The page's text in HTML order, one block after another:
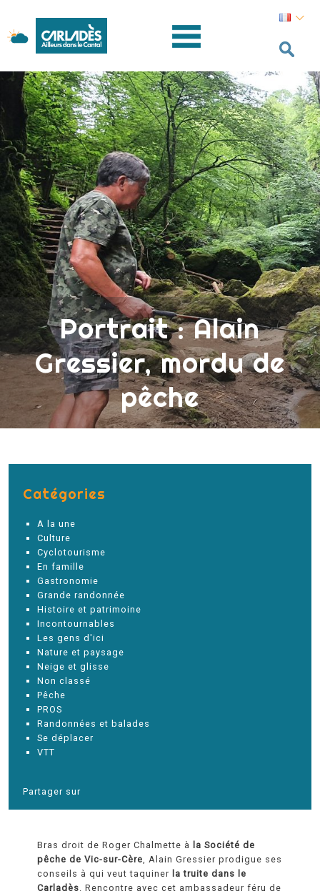
Portrait : Alain
Gressier, mordu de
pêche
Catégories
A la une
Culture
Cyclotourisme
En famille
Gastronomie
Grande randonnée
Histoire et patrimoine
Incontournables
Les gens d'ici
Nature et paysage
Neige et glisse
Non classé
Pêche
PROS
Randonnées et balades
Se déplacer
VTT
Partager sur
Bras droit de Roger Chalmette à
la Société de
pêche de Vic-sur-Cère, Alain Gressier prodigue ses
conseils à qui veut taquiner
la truite dans le
Carladès. Rencontre avec cet ambassadeur féru de